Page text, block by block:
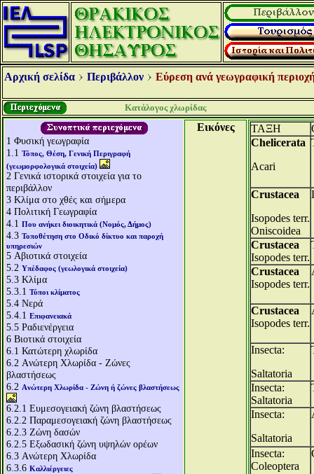
Αρχική σελίδα Περιβάλλον Εύρεση ανά γεωγραφική
Κατάλογος χλωρίδας
1 Φυσική γεωγραφία
1.1 Τόπος, Θέση, Γενική Περιγραφή
(γεωμορφολογικά στοιχεία)
2 Γενικά ιστορικά στοιχεία για το
περιβάλλον
3 Κλίμα στο χθές και σήμερα
4 Πολιτική Γεωγραφία
4.1 Που ανήκει διοικητικά (Νομός, Δήμος)
4.3 Τοποθέτηση στο Οδικό δίκτυο και παροχή
υπηρεσιών
5 Αβιοτικά στοιχεία
5.2 Υπέδαφος (γεωλογικά στοιχεία)
5.3 Κλίμα
5.3.1 Τύποι κλίματος
5.4 Νερά
5.4.1 Επιφανειακά
5.5 Ραδιενέργεια
6 Βιοτικά στοιχεία
6.1 Κατώτερη χλωρίδα
6.2 Aνώτερη Χλωρίδα - Ζώνες
βλαστήσεως
6.2 Aνώτερη Χλωρίδα - Ζώνη ή ζώνες βλαστήσεως
6.2.1 Ευμεσογειακή ζώνη βλαστήσεως
6.2.2 Παραμεσογειακή ζώνη βλαστήσεως
6.2.3 Ζώνη δασών
6.2.5 Εξωδασική ζώνη υψηλών ορέων
6.3 Aνώτερη Χλωρίδα
6.3.6 Καλλιέργειες
Εικόνες ΤΑΞΗ
Chelicerata
Acari
Crustacea
Isopodes terr.
Oniscoidea
Crustacea
Isopodes terr.
Crustacea
Isopodes terr.
Crustacea
Isopodes terr.
Insecta:
Saltatoria
Insecta:
Saltatoria
Insecta:
Saltatoria
Insecta:
Coleoptera